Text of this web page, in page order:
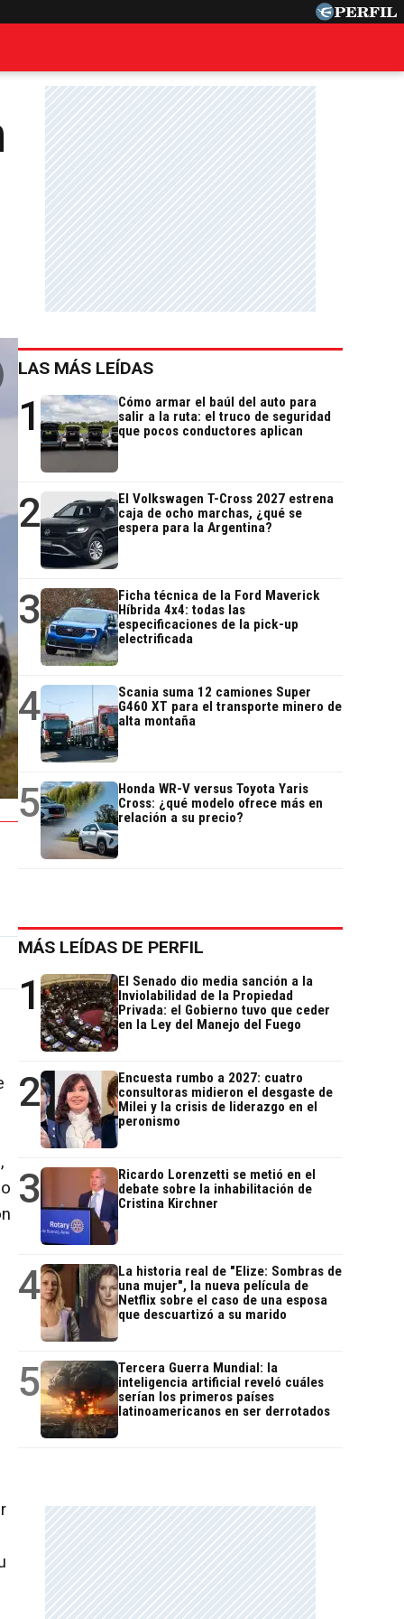
LAS MÁS LEÍDAS
1
Cómo armar el baúl del auto para
salir a la ruta: el truco de seguridad
que pocos conductores aplican
2
El Volkswagen T-Cross 2027 estrena
caja de ocho marchas, ¿qué se
espera para la Argentina?
3
Ficha técnica de la Ford Maverick
Híbrida 4x4: todas las
especificaciones de la pick-up
electrificada
4
Scania suma 12 camiones Super
G460 XT para el transporte minero de
alta montaña
5
Honda WR-V versus Toyota Yaris
Cross: ¿qué modelo ofrece más en
relación a su precio?
MÁS LEÍDAS DE PERFIL
1
El Senado dio media sanción a la
Inviolabilidad de la Propiedad
Privada: el Gobierno tuvo que ceder
en la Ley del Manejo del Fuego
2
Encuesta rumbo a 2027: cuatro
consultoras midieron el desgaste de
Milei y la crisis de liderazgo en el
peronismo
3
Ricardo Lorenzetti se metió en el
debate sobre la inhabilitación de
Cristina Kirchner
4
La historia real de "Elize: Sombras de
una mujer", la nueva película de
Netflix sobre el caso de una esposa
que descuartizó a su marido
5
Tercera Guerra Mundial: la
inteligencia artificial reveló cuáles
serían los primeros países
latinoamericanos en ser derrotados